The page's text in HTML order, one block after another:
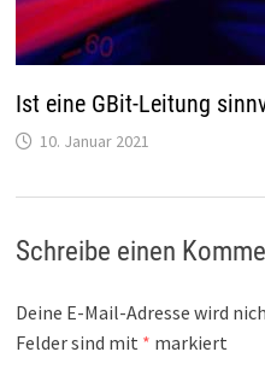
Ist eine GBit-Leitung
10. Januar 2021
Schreibe einen
Deine E-Mail-Adresse wird
Felder sind mit * markiert